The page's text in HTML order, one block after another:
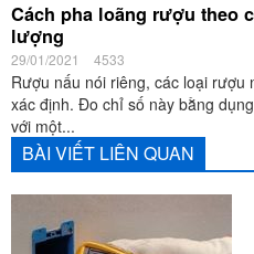
Cách pha loãng rượu theo
lượng
29/01/2021 4533
Rượu nấu nói riêng, các loại rượu
xác định. Đo chỉ số này bằng
với một...
BÀI VIẾT LIÊN QUAN